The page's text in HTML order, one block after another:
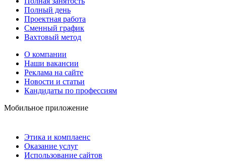
Полный день
Проектная работа
Сменный график
Вахтовый метод
О компании
Наши вакансии
Реклама на сайте
Новости и статьи
Кандидаты по профессиям
Мобильное приложение
Этика и комплаенс
Оказание услуг
Использование сайтов